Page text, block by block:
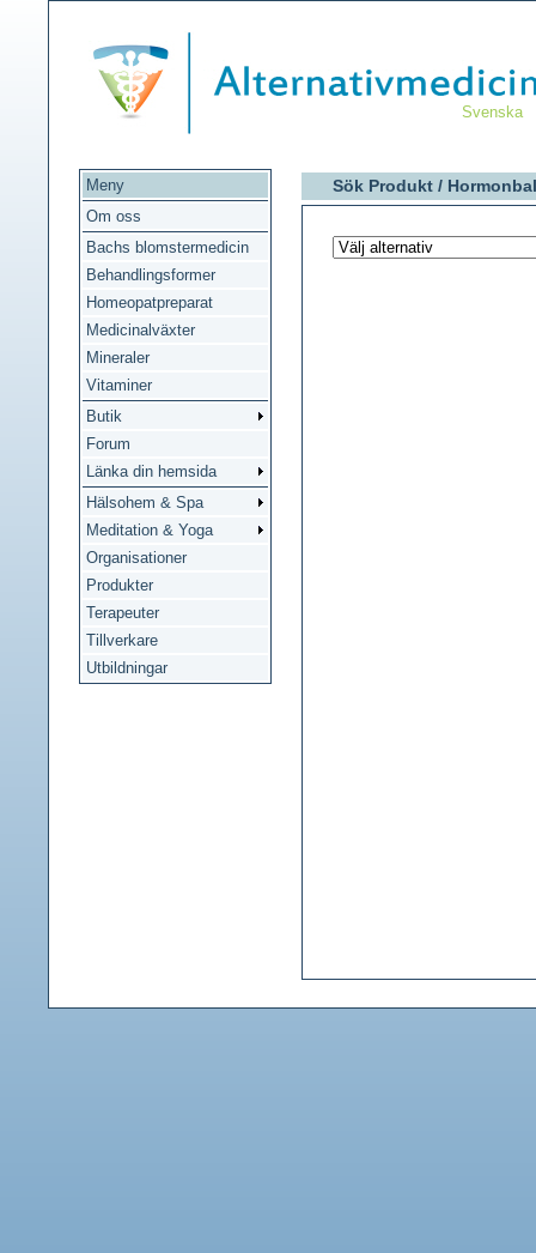
Svenska
Meny
Om oss
Bachs blomstermedicin
Behandlingsformer
Homeopatpreparat
Medicinalväxter
Mineraler
Vitaminer
Butik
Forum
Länka din hemsida
Hälsohem & Spa
Meditation & Yoga
Organisationer
Produkter
Terapeuter
Tillverkare
Utbildningar
Sök Produkt /